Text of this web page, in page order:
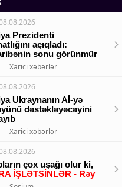
Prezidenti
açıqladı:
sonu görünmür
Xarici xəbərlər
Ukraynanın Aİ-yə
dəstəkləyəcəyini
Xarici xəbərlər
çox uşağı olur ki,
İŞLƏTSİNLƏR - Rəy